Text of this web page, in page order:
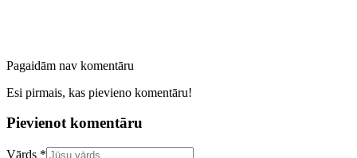
Pagaidām nav komentāru
Esi pirmais, kas pievieno komentāru!
Pievienot komentāru
Confirm your email address
Vārds *